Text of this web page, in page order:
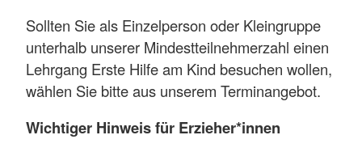
Sollten Sie als Einzelperson oder Kleingruppe
unterhalb unserer Mindestteilnehmerzahl einen
Lehrgang Erste Hilfe am Kind besuchen wollen,
wählen Sie bitte aus unserem Terminangebot.
Wichtiger Hinweis für Erzieher*innen